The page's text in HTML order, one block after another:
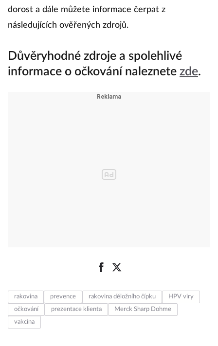
dorost a dále můžete informace čerpat z
následujících ověřených zdrojů.
Důvěryhodné zdroje a spolehlivé
informace o očkování naleznete zde.
rakovina prevence rakovina děložního čípku
HPV viry
očkování
prezentace klienta
Merck Sharp Dohme
vakcína